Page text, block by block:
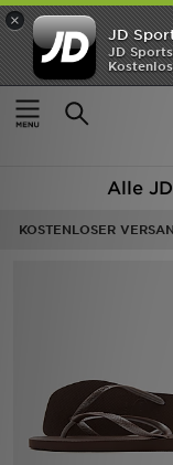
×
JD
JD
Startseite
Code
229 Produkte
Alle
KOSTENLOSER
Startseite
ANGEBOTE
Herren
Bestsellers
JD Exklusives